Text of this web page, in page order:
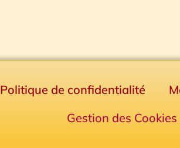
Politique de confidentialité
Gestion des Cookies